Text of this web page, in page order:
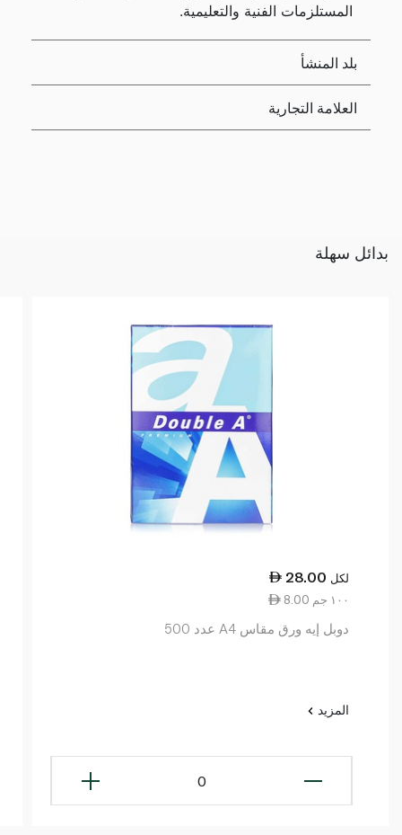
المستلزمات الفنية والتعليمية.
بلد المنشأ
العلامة التجارية
بدائل سهلة
28.00 لكل
8.00 ١٠٠ جم
دوبل إيه ورق مقاس A4 عدد 500
المزيد
0